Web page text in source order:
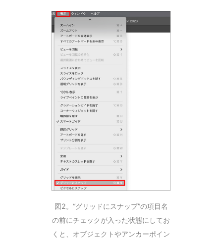
図2。“グリッドにスナップ”の項目名
の前にチェックが入った状態にしてお
くと、オブジェクトやアンカーポイン